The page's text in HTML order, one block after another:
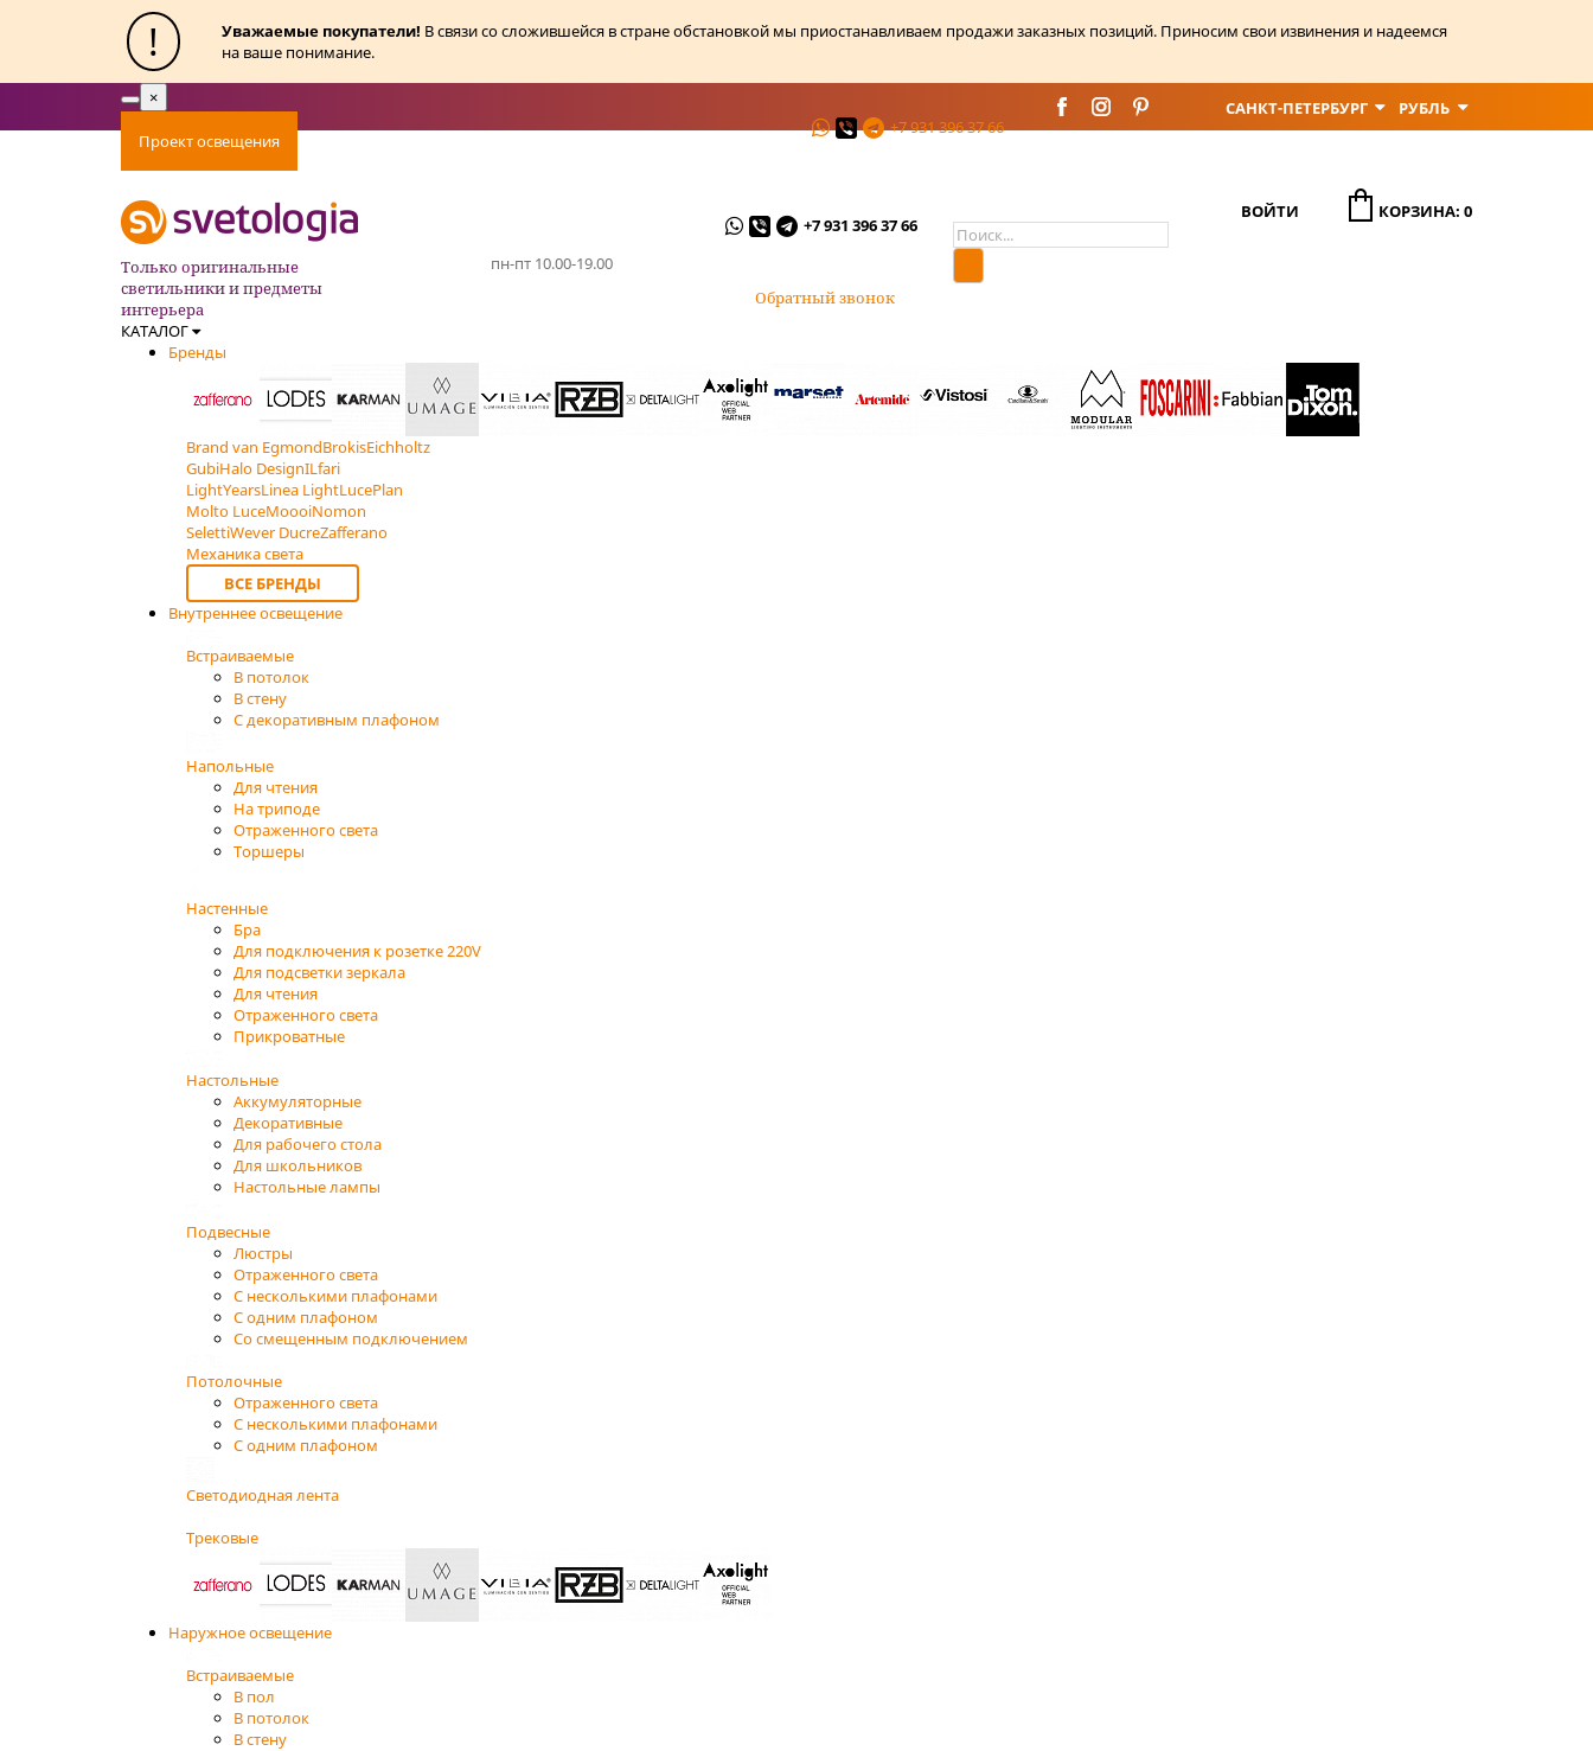
! Уважаемые покупатели! В связи со сложившейся в стране обстановкой мы приостанавливаем продажи заказных позиций. Приносим свои извинения и надеемся
на ваше понимание.
Toggle
×
Проект освещения
+7 931 396 37 66
САНКТ-ПЕТЕРБУРГ РУБЛЬ
Только оригинальные
светильники и предметы
интерьера
пн-пт 10.00-19.00
+7 931 396 37 66
Обратный звонок
ВОЙТИ КОРЗИНА: 0
КАТАЛОГ
Бренды
Brand van EgmondBrokisEichholtz
GubiHalo DesignILfari
LightYearsLinea LightLucePlan
Molto LuceMoooiNomon
SelettiWever DucreZafferano
Механика света
ВСЕ БРЕНДЫ
Внутреннее освещение
Встраиваемые
В потолок
В стену
С декоративным плафоном
Напольные
Для чтения
На триподе
Отраженного света
Торшеры
Настенные
Бра
Для подключения к розетке 220V
Для подсветки зеркала
Для чтения
Отраженного света
Прикроватные
Настольные
Аккумуляторные
Декоративные
Для рабочего стола
Для школьников
Настольные лампы
Подвесные
Люстры
Отраженного света
С несколькими плафонами
С одним плафоном
Со смещенным подключением
Потолочные
Отраженного света
С несколькими плафонами
С одним плафоном
Светодиодная лента
Трековые
Наружное освещение
Встраиваемые
В пол
В потолок
В стену